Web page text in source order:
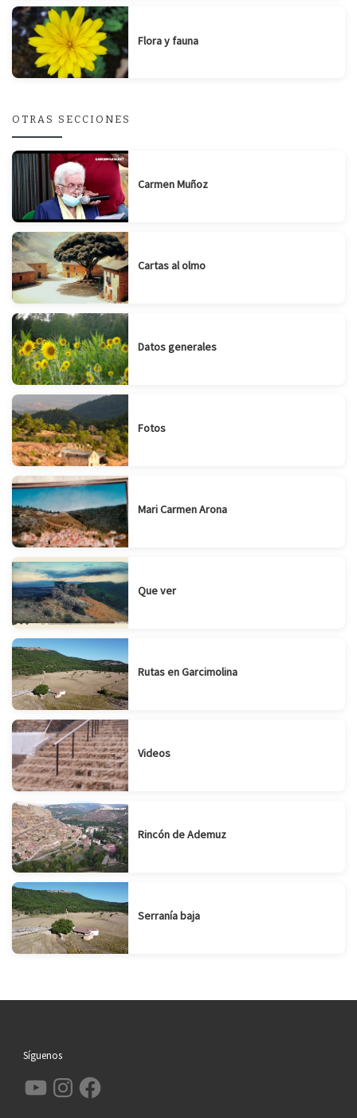
Flora y fauna
OTRAS SECCIONES
Carmen Muñoz
Cartas al olmo
Datos generales
Fotos
Mari Carmen Arona
Que ver
Rutas en Garcimolina
Videos
Rincón de Ademuz
Serranía baja
Síguenos
YouTube InstagramFacebook